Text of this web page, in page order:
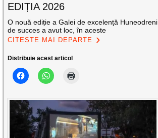
EDIȚIA 2026
O nouă ediție a Galei de excelență Huneodreni
de succes a avut loc, în aceste
CITEȘTE MAI DEPARTE
Distribuie acest articol